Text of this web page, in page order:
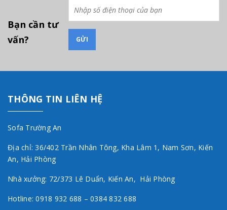
Bạn cần tư
vấn?
THÔNG TIN LIÊN HỆ
Sofa Trường An
Địa chỉ: 36/402 Trần Nhân Tông, Kha Lâm 1, Nam Sơn, Kiến
An, Hải Phòng
Nhà xưởng: 72/373 Lê Duẩn, Kiến An, Hải Phòng
Hotline: 0918 932 688 – 0384 832 688